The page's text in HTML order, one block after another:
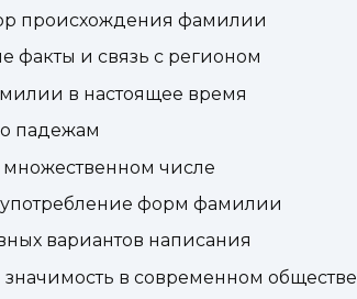
происхождения фамилии
факты и связь с регионом
в настоящее время
падежам
числе
форм фамилии
вариантов написания
в современном обществе